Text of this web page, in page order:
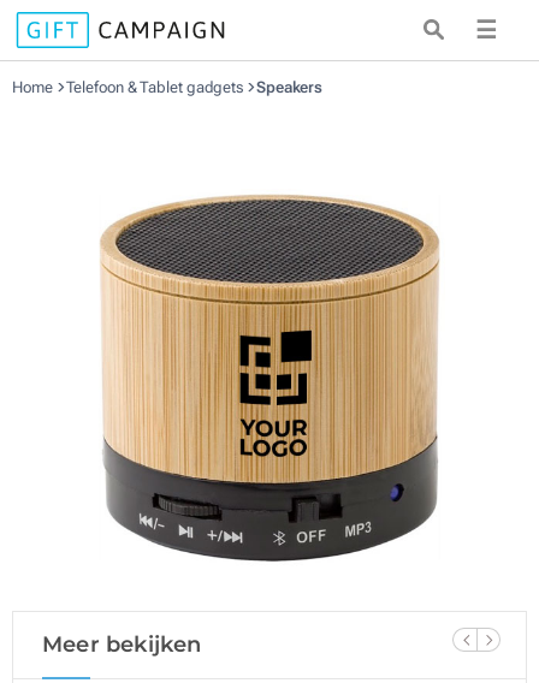
☰
Home Telefoon & Tablet gadgets Speakers
Meer bekijken